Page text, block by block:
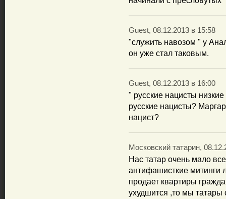
Guest, 08.12.2013 в 15:58
"служить навозом " у
он уже стал таковым.
Guest, 08.12.2013 в 16:00
" русские нацисты
русские нацисты?
нацист?
Московский татарин,
Нас татар очень мало
антифашисткие митинги
продает квартиры
ухудшится ,то мы татары